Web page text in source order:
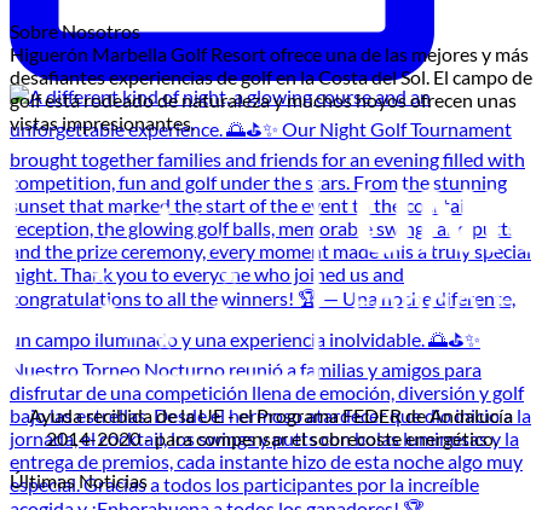
Sobre Nosotros
Higuerón Marbella Golf Resort ofrece una de las mejores y más
desafiantes experiencias de golf en la Costa del Sol. El campo de
golf está rodeado de naturaleza y muchos hoyos ofrecen unas
vistas impresionantes.
Ayuda recibida de la UE - el Programa FEDER de Andalucía
2014-2020 - para compensar el sobrecoste energético.
Últimas Noticias